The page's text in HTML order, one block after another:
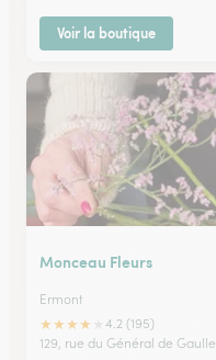
Voir la boutique
Monceau Fleurs
Ermont
★★★★
4.2 (195)
129, rue du Général de Gaulle